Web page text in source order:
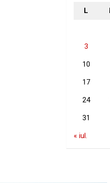
L
3
10
17
24
31
« iul.